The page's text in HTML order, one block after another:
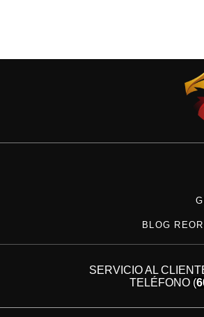
BLOG
SERVICIO AL
TELÉFONO (